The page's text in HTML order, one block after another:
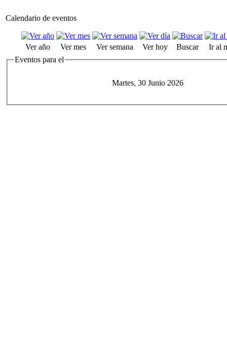
Calendario de eventos
Ver año Ver mes Ver semana Ver hoy Buscar
Ir al
Eventos para el
Martes, 30 Junio 2026